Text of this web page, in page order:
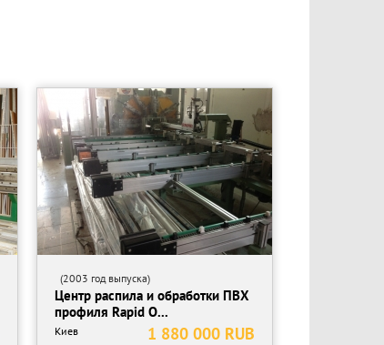
(2003 год выпуска)
Центр распила и обработки ПВХ
профиля Rapid O...
1 880 000 RUB
Киев